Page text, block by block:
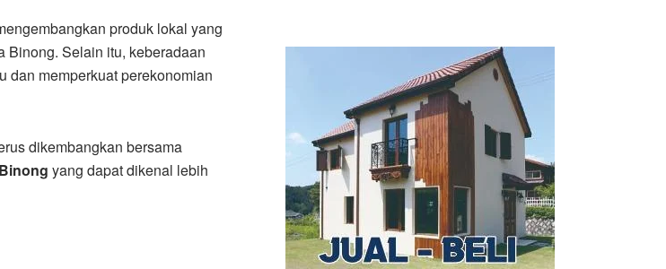
produk lokal yang
Binong. Selain itu, keberadaan
dan memperkuat perekonomian
dikembangkan bersama
yang dapat dikenal lebih